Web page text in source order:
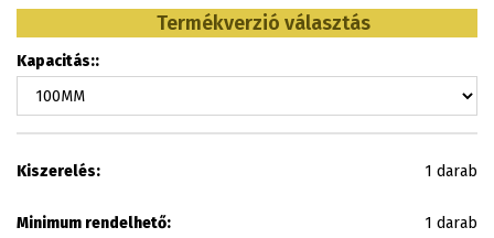
Termékverzió választás
Kapacitás::
Kiszerelés: 1 darab
Minimum rendelhető: 1 darab